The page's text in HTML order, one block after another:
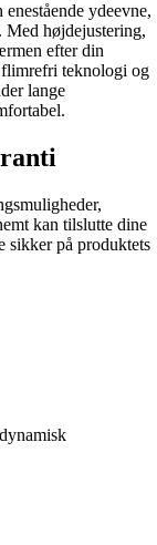
ydeevne,
Med højdejustering,
efter din
teknologi og
lange
kan tilslutte dine
sikker på produktets